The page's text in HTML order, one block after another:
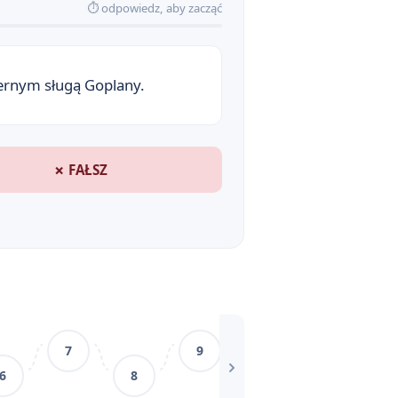
⏱ odpowiedz, aby zacząć
sługą Goplany.
✗ FAŁSZ
6
7
8
9